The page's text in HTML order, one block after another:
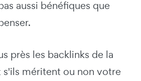
aussi bénéfiques que
près les backlinks de la
méritent ou non votre